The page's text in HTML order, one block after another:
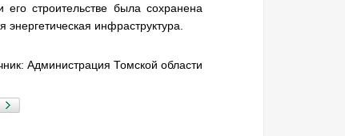
строительстве была сохранена
инфраструктура.
Администрация Томской области